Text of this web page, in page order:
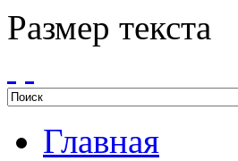
Размер текста
Главная